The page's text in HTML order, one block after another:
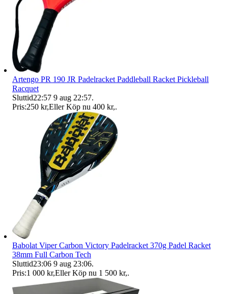
Artengo PR 190 JR Padelracket Paddleball Racket Pickleball
Racquet
Sluttid22:57 9 aug 22:57.
Pris:250 kr,Eller Köp nu 400 kr,.
Babolat Viper Carbon Victory Padelracket 370g Padel Racket
38mm Full Carbon Tech
Sluttid23:06 9 aug 23:06.
Pris:1 000 kr,Eller Köp nu 1 500 kr,.